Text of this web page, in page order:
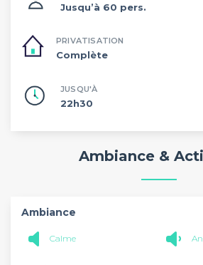
Jusqu’à 60 pers.
PRIVATISATION
Complète
JUSQU'À
22h30
Ambiance &
Ambiance
Calme